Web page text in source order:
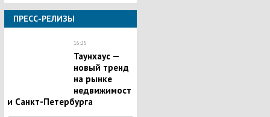
ПРЕСС-РЕЛИЗЫ
16:25
Таунхаус —
новый тренд
на рынке
недвижимост
и Санкт-Петербурга